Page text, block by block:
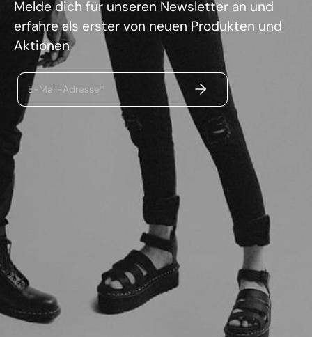
Melde dich für unseren Newsletter an und
erfahre als erster von neuen Produkten und
Aktionen
E-Mail-Adresse* ABSENDEN